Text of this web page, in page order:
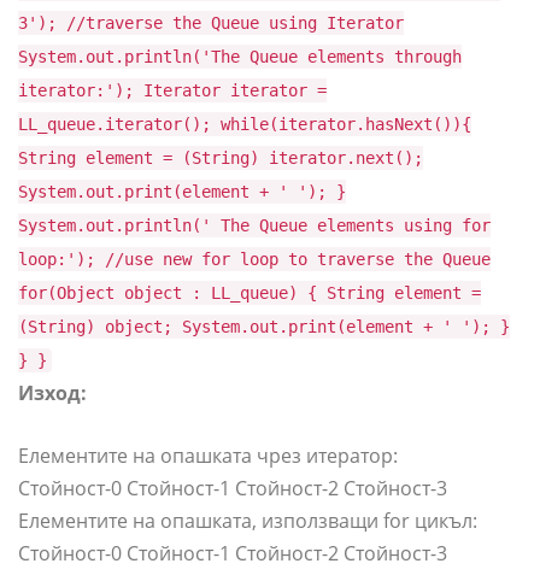
3'); //traverse the Queue using Iterator
System.out.println('The Queue elements through
iterator:'); Iterator iterator =
LL_queue.iterator(); while(iterator.hasNext()){
String element = (String) iterator.next();
System.out.print(element + ' '); }
System.out.println(' The Queue elements using for
loop:'); //use new for loop to traverse the Queue
for(Object object : LL_queue) { String element =
(String) object; System.out.print(element + ' '); }
} }
Изход:
Елементите на опашката чрез итератор:
Стойност-0 Стойност-1 Стойност-2 Стойност-3
Елементите на опашката, използващи for цикъл:
Стойност-0 Стойност-1 Стойност-2 Стойност-3